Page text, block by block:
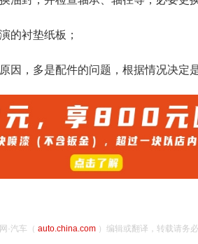
的衬垫纸板；
因，多是配件的问题，根据情况决定
·汽车（ auto.china.com）编辑或翻译，转载请务必